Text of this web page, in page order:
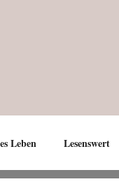
Leben Lesenswert